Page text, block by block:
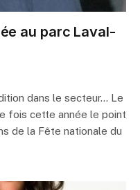
au parc Laval-
dans le secteur… Le
fois cette année le point
de la Fête nationale du